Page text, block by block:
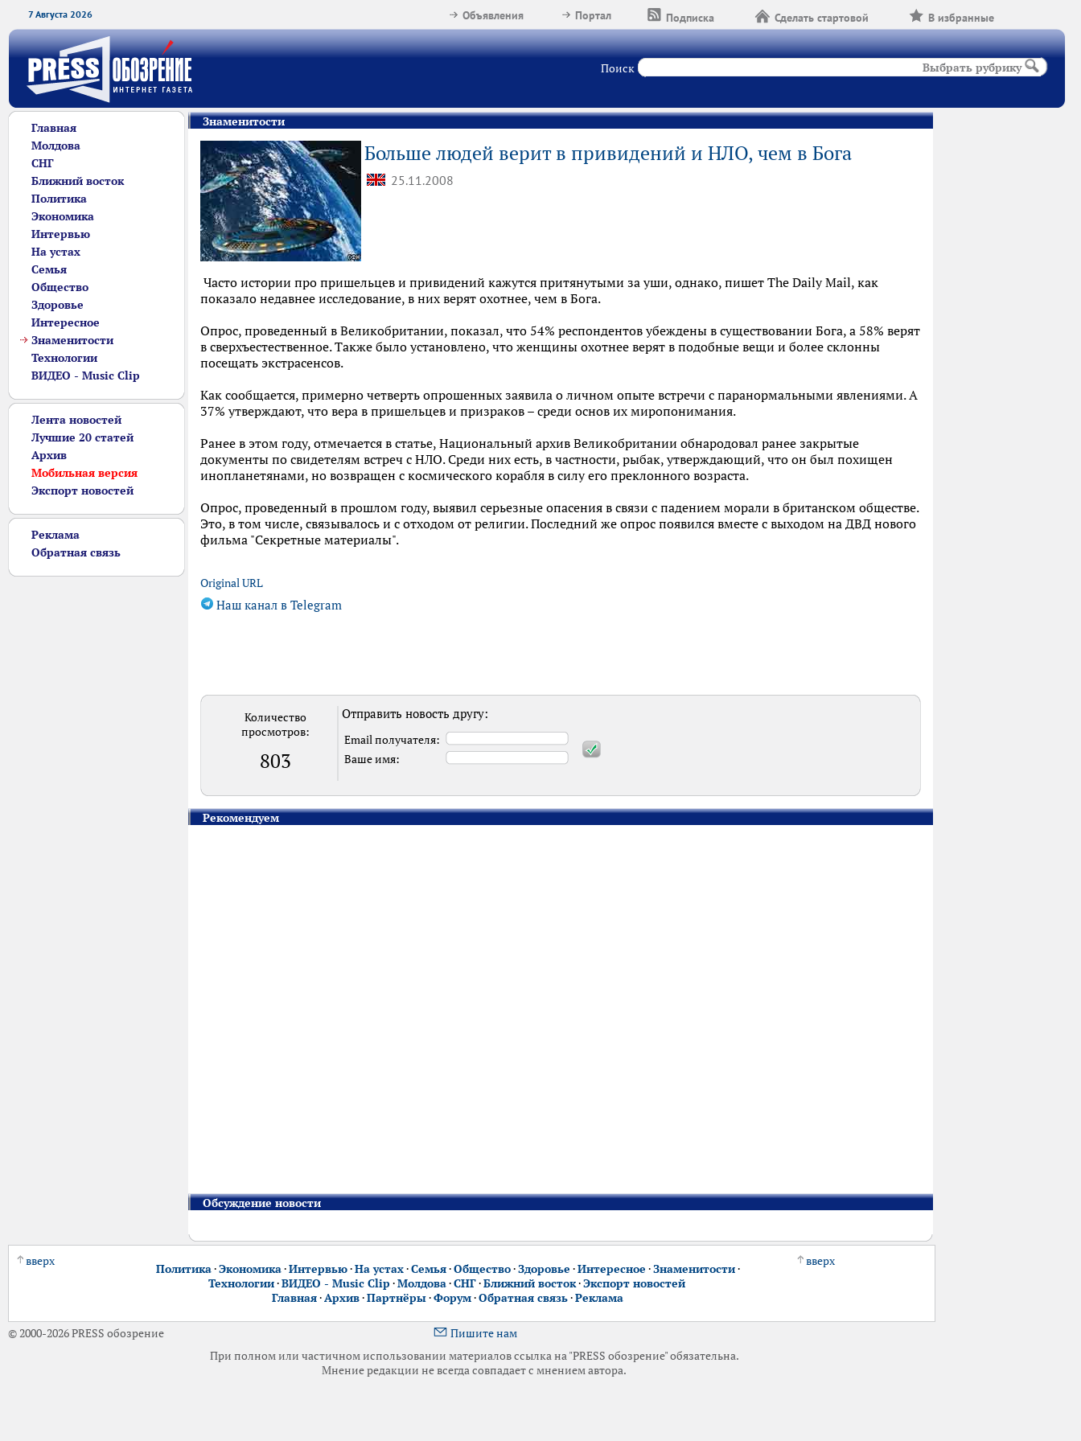
7 Августа 2026 В избранные
Сделать стартовой
Подписка
Портал
Объявления
Поиск Выбрать рубрику
Главная
Молдова
СНГ
Ближний восток
Политика
Экономика
Интервью
На устах
Семья
Общество
Здоровье
Интересное
Знаменитости
Технологии
ВИДЕО - Music Clip
Лента новостей
Лучшие 20 статей
Архив
Мобильная версия
Экспорт новостей
Реклама
Обратная связь
Знаменитости
Больше людей верит в привидений и НЛО, чем в Бога
25.11.2008
Часто истории про пришельцев и привидений кажутся притянутыми за уши, однако, пишет The Daily Mail, как
показало недавнее исследование, в них верят охотнее, чем в Бога.
Опрос, проведенный в Великобритании, показал, что 54% респондентов убеждены в существовании Бога, а 58% верят
в сверхъестественное. Также было установлено, что женщины охотнее верят в подобные вещи и более склонны
посещать экстрасенсов.
Как сообщается, примерно четверть опрошенных заявила о личном опыте встречи с паранормальными явлениями. А
37% утверждают, что вера в пришельцев и призраков – среди основ их миропонимания.
Ранее в этом году, отмечается в статье, Национальный архив Великобритании обнародовал ранее закрытые
документы по свидетелям встреч с НЛО. Среди них есть, в частности, рыбак, утверждающий, что он был похищен
инопланетянами, но возвращен с космического корабля в силу его преклонного возраста.
Опрос, проведенный в прошлом году, выявил серьезные опасения в связи с падением морали в британском обществе.
Это, в том числе, связывалось и с отходом от религии. Последний же опрос появился вместе с выходом на ДВД нового
фильма "Секретные материалы".
Original URL
Наш канал в Telegram
Количество
просмотров:
803
Отправить новость другу:
Email получателя:
Ваше имя:
Рекомендуем
Обсуждение новости
вверх
Политика·Экономика·Интервью·На устах·Семья·Общество·Здоровье ·Интересное ·Знаменитости·
Технологии·ВИДЕО - Music Clip ·Молдова·СНГ·Ближний восток·Экспорт новостей
Главная·Архив·Партнёры·Форум·Обратная связь·Реклама
вверх
© 2000-2026 PRESS обозрение
Пишите нам
При полном или частичном использовании материалов ссылка на "PRESS обозрение" обязательна.
Мнение редакции не всегда совпадает с мнением автора.